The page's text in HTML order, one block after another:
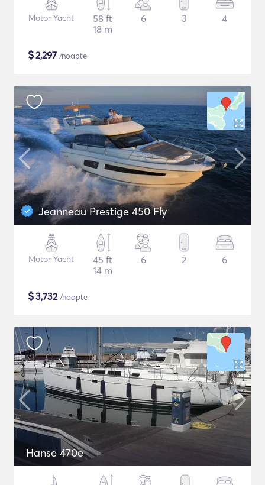
Motor Yacht
58 ft
18 m
6 3 4
$2,297 /noapte
Jeanneau Prestige 450 Fly
Motor Yacht
45 ft
14 m
6 2 6
$3,732/noapte
Hanse 470e